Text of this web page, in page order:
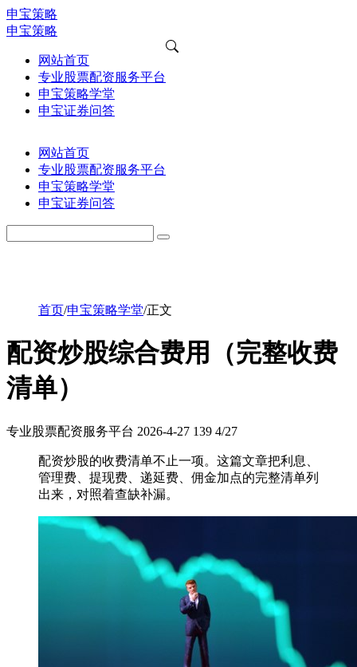
申宝策略
申宝策略
网站首页
专业股票配资服务平台
申宝策略学堂
申宝证券问答
网站首页
专业股票配资服务平台
申宝策略学堂
申宝证券问答
首页/申宝策略学堂/正文
配资炒股综合费用（完整收费
清单）
专业股票配资服务平台 2026-4-27 139 4/27
配资炒股的收费清单不止一项。这篇文章把利息、
管理费、提现费、递延费、佣金加点的完整清单列
出来，对照着查缺补漏。